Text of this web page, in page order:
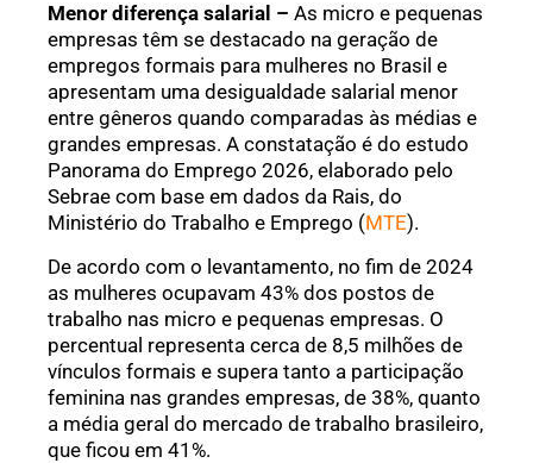
Menor diferença salarial – As micro e pequenas
empresas têm se destacado na geração de
empregos formais para mulheres no Brasil e
apresentam uma desigualdade salarial menor
entre gêneros quando comparadas às médias e
grandes empresas. A constatação é do estudo
Panorama do Emprego 2026, elaborado pelo
Sebrae com base em dados da Rais, do
Ministério do Trabalho e Emprego (MTE).
De acordo com o levantamento, no fim de 2024
as mulheres ocupavam 43% dos postos de
trabalho nas micro e pequenas empresas. O
percentual representa cerca de 8,5 milhões de
vínculos formais e supera tanto a participação
feminina nas grandes empresas, de 38%, quanto
a média geral do mercado de trabalho brasileiro,
que ficou em 41%.